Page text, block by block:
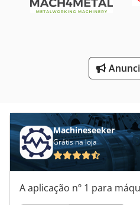
Maquina De Furar De Coluna
Máquinas De Afiação
Tabela De Máquinas De
Machineseeker
Grátis na loja
A aplicação nº 1 para